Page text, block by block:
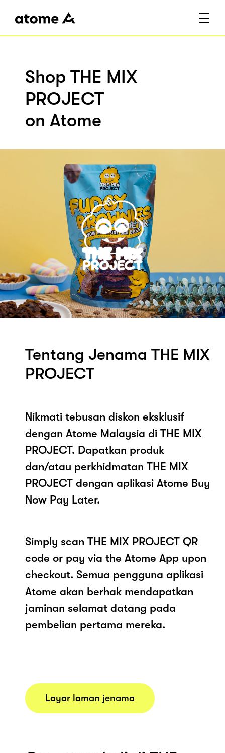
Shop THE MIX
PROJECT
on Atome
Tentang Jenama THE MIX
PROJECT
Nikmati tebusan diskon eksklusif
dengan Atome Malaysia di THE MIX
PROJECT. Dapatkan produk
dan/atau perkhidmatan THE MIX
PROJECT dengan aplikasi Atome Buy
Now Pay Later.
Simply scan THE MIX PROJECT QR
code or pay via the Atome App upon
checkout. Semua pengguna aplikasi
Atome akan berhak mendapatkan
jaminan selamat datang pada
pembelian pertama mereka.
Layar laman jenama